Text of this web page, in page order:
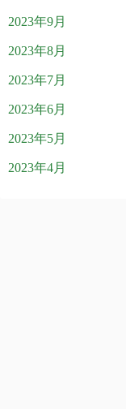
2023年9月
2023年8月
2023年7月
2023年6月
2023年5月
2023年4月